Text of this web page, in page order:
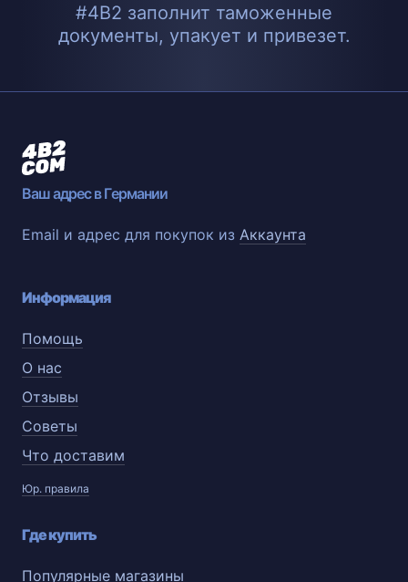
#4B2 заполнит таможенные
документы, упакует и привезет.
Ваш адрес в Германии
Email и адрес для покупок из Аккаунта
Информация
Помощь
О нас
Отзывы
Советы
Что доставим
Юр. правила
Где купить
Популярные магазины